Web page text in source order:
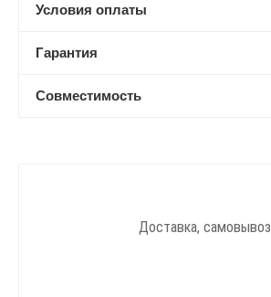
Условия оплаты
Гарантия
Совместимость
Доставка, самовывоз